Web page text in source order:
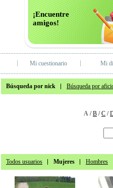
¡Encuentre
amigos!
Mi cuestionario Mi
Búsqueda por nick Búsqueda por
A /B /C /
Todos usuarios Mujeres Hombres